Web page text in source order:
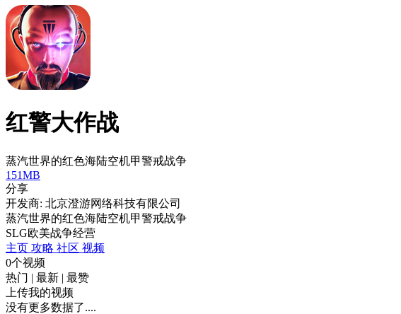
红警大作战
蒸汽世界的红色海陆空机甲警戒战争
151MB
分享
开发商: 北京澄游网络科技有限公司
蒸汽世界的红色海陆空机甲警戒战争
SLG欧美战争经营
主页 攻略 社区 视频
0个视频
热门 | 最新 | 最赞
上传我的视频
没有更多数据了....